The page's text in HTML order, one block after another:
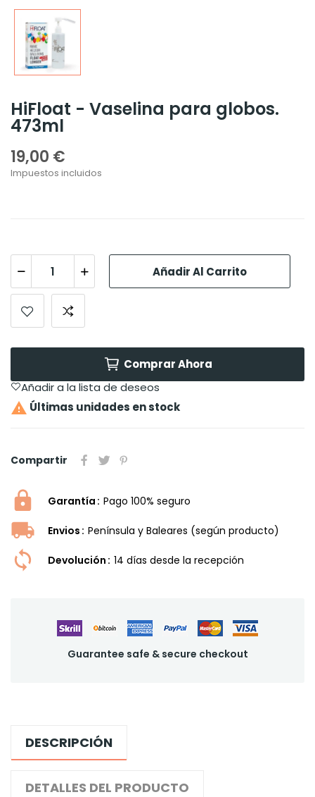
HiFloat - Vaselina para globos.
473ml
19,00 €
Impuestos incluidos
Añadir Al Carrito
Comprar Ahora
Añadir a la lista de deseos
 Últimas unidades en stock
Compartir
Garantía Pago 100% seguro
Envios Península y Baleares (según producto)
Devolución 14 dí­as desde la recepción
Guarantee safe & secure checkout
DESCRIPCIÓN
DETALLES DEL PRODUCTO